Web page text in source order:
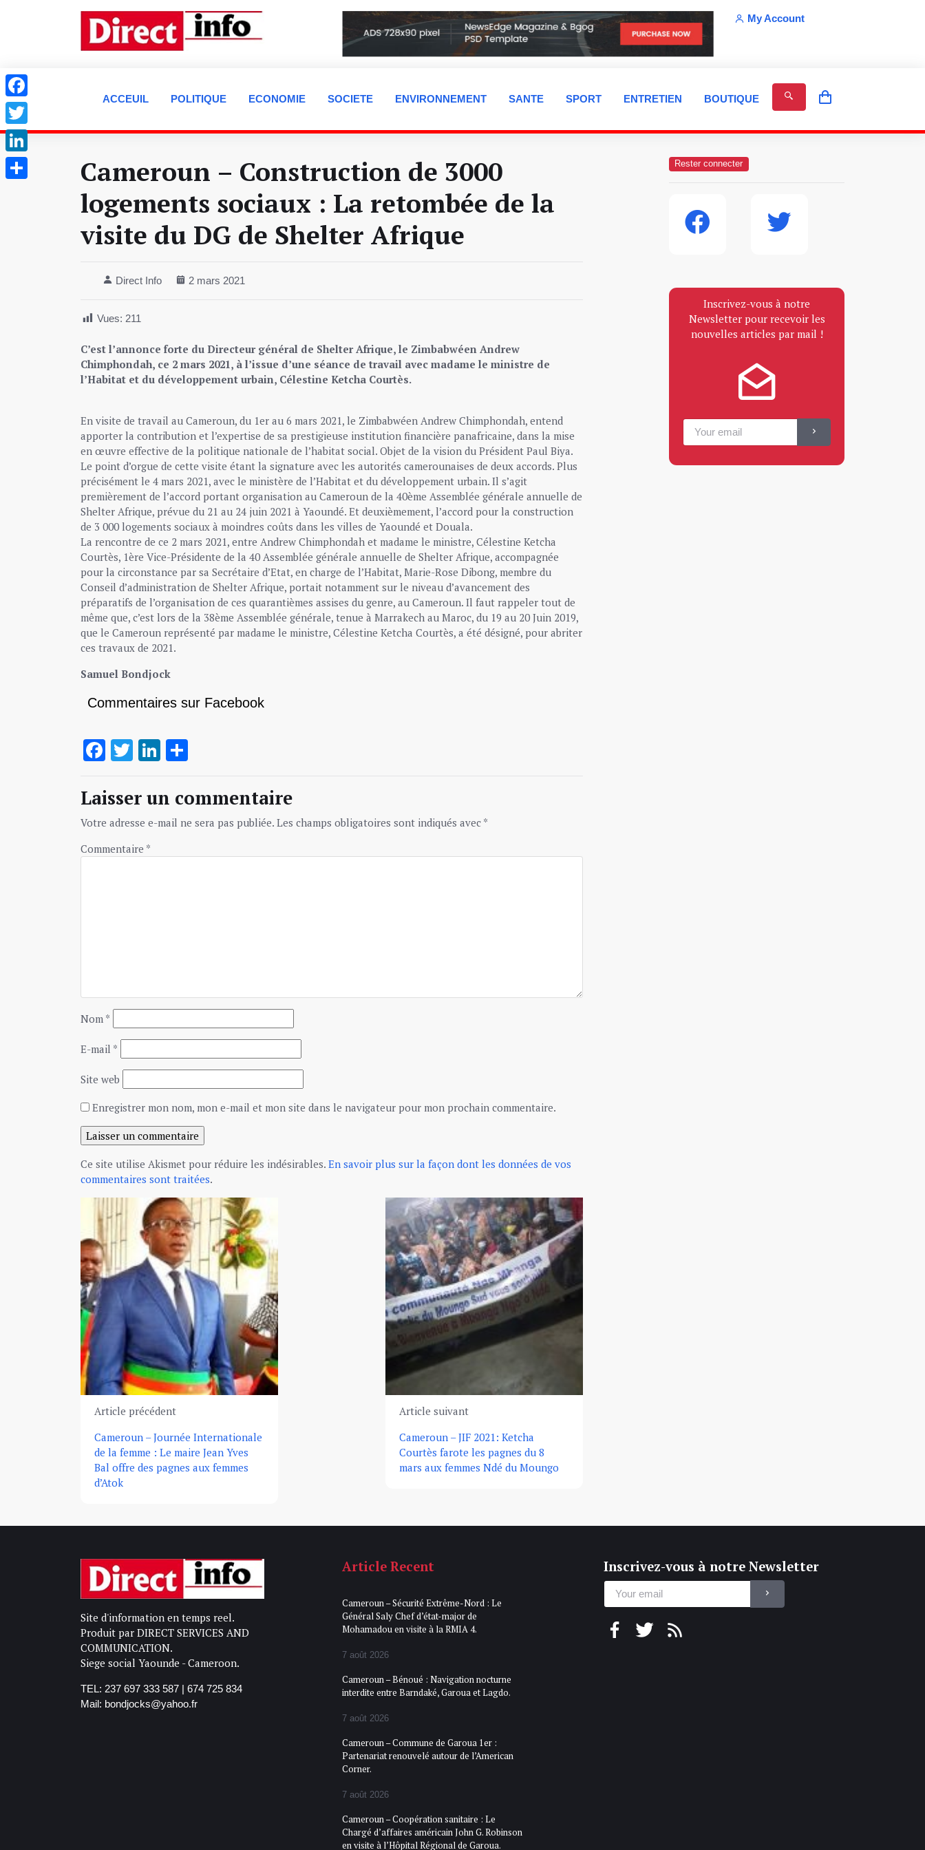
My Account
ACCEUIL POLITIQUE ECONOMIE SOCIETE ENVIRONNEMENT SANTE SPORT ENTRETIEN BOUTIQUE
Cameroun – Construction de 3000
logements sociaux : La retombée de la
visite du DG de Shelter Afrique
Direct Info 2 mars 2021
Vues: 211
C’est l’annonce forte du Directeur général de Shelter Afrique, le Zimbabwéen Andrew
Chimphondah, ce 2 mars 2021, à l’issue d’une séance de travail avec madame le ministre de
l’Habitat et du développement urbain, Célestine Ketcha Courtès.
En visite de travail au Cameroun, du 1er au 6 mars 2021, le Zimbabwéen Andrew Chimphondah, entend
apporter la contribution et l’expertise de sa prestigieuse institution financière panafricaine, dans la mise
en œuvre effective de la politique nationale de l’habitat social. Objet de la vision du Président Paul Biya.
Le point d’orgue de cette visite étant la signature avec les autorités camerounaises de deux accords. Plus
précisément le 4 mars 2021, avec le ministère de l’Habitat et du développement urbain. Il s’agit
premièrement de l’accord portant organisation au Cameroun de la 40ème Assemblée générale annuelle de
Shelter Afrique, prévue du 21 au 24 juin 2021 à Yaoundé. Et deuxièmement, l’accord pour la construction
de 3 000 logements sociaux à moindres coûts dans les villes de Yaoundé et Douala.
La rencontre de ce 2 mars 2021, entre Andrew Chimphondah et madame le ministre, Célestine Ketcha
Courtès, 1ère Vice-Présidente de la 40 Assemblée générale annuelle de Shelter Afrique, accompagnée
pour la circonstance par sa Secrétaire d’Etat, en charge de l’Habitat, Marie-Rose Dibong, membre du
Conseil d’administration de Shelter Afrique, portait notamment sur le niveau d’avancement des
préparatifs de l’organisation de ces quarantièmes assises du genre, au Cameroun. Il faut rappeler tout de
même que, c’est lors de la 38ème Assemblée générale, tenue à Marrakech au Maroc, du 19 au 20 Juin 2019,
que le Cameroun représenté par madame le ministre, Célestine Ketcha Courtès, a été désigné, pour abriter
ces travaux de 2021.
Samuel Bondjock
Commentaires sur Facebook
Facebook
TwitterLinkedIn
Laisser un commentaire
Votre adresse e-mail ne sera pas publiée. Les champs obligatoires sont indiqués avec *
Commentaire *
Nom *
E-mail *
Site web
Enregistrer mon nom, mon e-mail et mon site dans le navigateur pour mon prochain commentaire.
Ce site utilise Akismet pour réduire les indésirables. En savoir plus sur la façon dont les données de vos
commentaires sont traitées.
Article précédent
Cameroun – Journée Internationale
de la femme : Le maire Jean Yves
Bal offre des pagnes aux femmes
d’Atok
Article suivant
Cameroun – JIF 2021: Ketcha
Courtès farote les pagnes du 8
mars aux femmes Ndé du Moungo
Rester connecter
Inscrivez-vous à notre
Newsletter pour recevoir les
nouvelles articles par mail !
Site d'information en temps reel.
Produit par DIRECT SERVICES AND
COMMUNICATION.
Siege social Yaounde - Cameroon.
TEL: 237 697 333 587 | 674 725 834
Mail: bondjocks@yahoo.fr
Article Recent
Cameroun – Sécurité Extrême-Nord : Le
Général Saly Chef d’état-major de
Mohamadou en visite à la RMIA 4.
7 août 2026
Cameroun – Bénoué : Navigation nocturne
interdite entre Barndaké, Garoua et Lagdo.
7 août 2026
Cameroun – Commune de Garoua 1er :
Partenariat renouvelé autour de l’American
Corner.
7 août 2026
Cameroun – Coopération sanitaire : Le
Chargé d’affaires américain John G. Robinson
en visite à l’Hôpital Régional de Garoua.
Inscrivez-vous à notre Newsletter
Facebook
Twitter
LinkedIn